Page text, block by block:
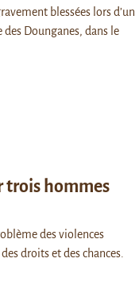
blessées lors d’un
Dounganes, dans le
trois hommes
des violences
droits et des chances.